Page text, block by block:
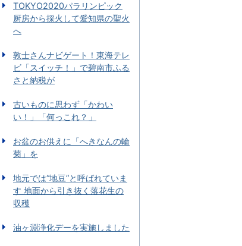
TOKYO2020パラリンピック
厨房から採火して愛知県の聖火
へ
敦士さんナビゲート！東海テレ
ビ「スイッチ！」で碧南市ふる
さと納税が
古いものに思わず「かわい
い！」「何っこれ？」
お盆のお供えに「へきなんの輪
菊」を
地元では“地豆”と呼ばれていま
す 地面から引き抜く落花生の
収穫
油ヶ淵浄化デーを実施しました